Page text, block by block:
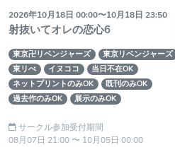
2026年10月18日 00:00〜10月18日 23:50
射抜いてオレの恋心6
東京卍リベンジャーズ
東京リベンジャーズ
東リべ
イヌココ
当日不在OK
ネットプリントのみOK
既刊のみOK
過去作のみOK
展示のみOK
サークル参加受付期間
08月07日 21:00 〜 10月05日 00:00